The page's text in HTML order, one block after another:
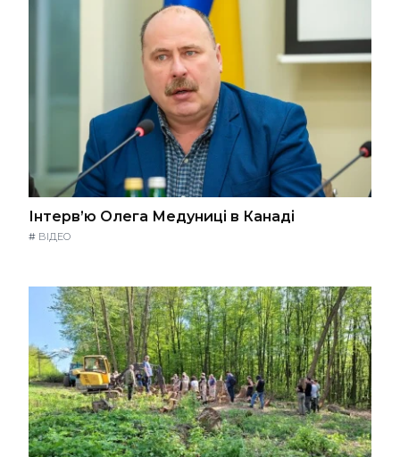
Інтерв’ю Олега Медуниці в Канаді
# ВІДЕО